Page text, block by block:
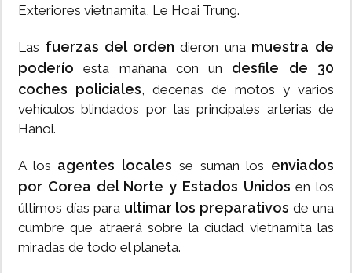
Exteriores vietnamita, Le Hoai Trung.
Las fuerzas del ordendieron una muestra de
poderíoesta mañana con un desfile de 30
coches policiales, decenas de motos y varios
vehículos blindados por las principales arterias de
Hanoi.
A los agentes locales se suman los enviados
por Corea del Norte y Estados Unidos en los
últimos días para ultimar los preparativos de una
cumbre que atraerá sobre la ciudad vietnamita las
miradas de todo el planeta.